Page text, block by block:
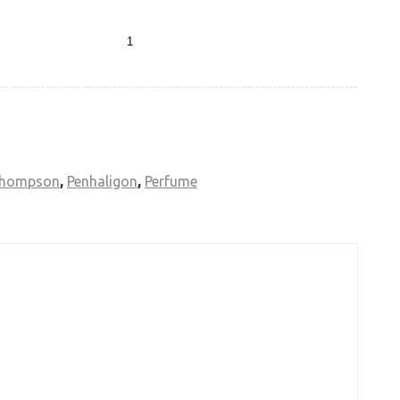
, Penhaligon, Perfume